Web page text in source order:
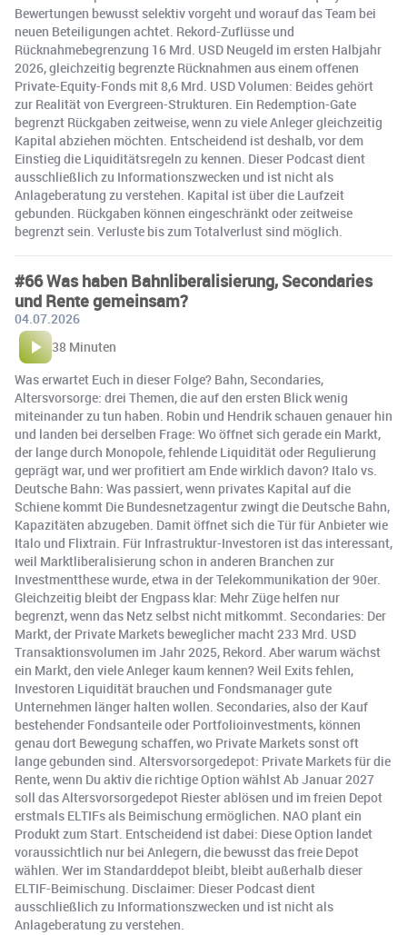
Bewertungen bewusst selektiv vorgeht und worauf das Team bei
neuen Beteiligungen achtet. Rekord-Zuflüsse und
Rücknahmebegrenzung 16 Mrd. USD Neugeld im ersten Halbjahr
2026, gleichzeitig begrenzte Rücknahmen aus einem offenen
Private-Equity-Fonds mit 8,6 Mrd. USD Volumen: Beides gehört
zur Realität von Evergreen-Strukturen. Ein Redemption-Gate
begrenzt Rückgaben zeitweise, wenn zu viele Anleger gleichzeitig
Kapital abziehen möchten. Entscheidend ist deshalb, vor dem
Einstieg die Liquiditätsregeln zu kennen. Dieser Podcast dient
ausschließlich zu Informationszwecken und ist nicht als
Anlageberatung zu verstehen. Kapital ist über die Laufzeit
gebunden. Rückgaben können eingeschränkt oder zeitweise
begrenzt sein. Verluste bis zum Totalverlust sind möglich.
#66 Was haben Bahnliberalisierung, Secondaries
und Rente gemeinsam?
04.07.2026
38 Minuten
Was erwartet Euch in dieser Folge? Bahn, Secondaries,
Altersvorsorge: drei Themen, die auf den ersten Blick wenig
miteinander zu tun haben. Robin und Hendrik schauen genauer hin
und landen bei derselben Frage: Wo öffnet sich gerade ein Markt,
der lange durch Monopole, fehlende Liquidität oder Regulierung
geprägt war, und wer profitiert am Ende wirklich davon? Italo vs.
Deutsche Bahn: Was passiert, wenn privates Kapital auf die
Schiene kommt Die Bundesnetzagentur zwingt die Deutsche Bahn,
Kapazitäten abzugeben. Damit öffnet sich die Tür für Anbieter wie
Italo und Flixtrain. Für Infrastruktur-Investoren ist das interessant,
weil Marktliberalisierung schon in anderen Branchen zur
Investmentthese wurde, etwa in der Telekommunikation der 90er.
Gleichzeitig bleibt der Engpass klar: Mehr Züge helfen nur
begrenzt, wenn das Netz selbst nicht mitkommt. Secondaries: Der
Markt, der Private Markets beweglicher macht 233 Mrd. USD
Transaktionsvolumen im Jahr 2025, Rekord. Aber warum wächst
ein Markt, den viele Anleger kaum kennen? Weil Exits fehlen,
Investoren Liquidität brauchen und Fondsmanager gute
Unternehmen länger halten wollen. Secondaries, also der Kauf
bestehender Fondsanteile oder Portfolioinvestments, können
genau dort Bewegung schaffen, wo Private Markets sonst oft
lange gebunden sind. Altersvorsorgedepot: Private Markets für die
Rente, wenn Du aktiv die richtige Option wählst Ab Januar 2027
soll das Altersvorsorgedepot Riester ablösen und im freien Depot
erstmals ELTIFs als Beimischung ermöglichen. NAO plant ein
Produkt zum Start. Entscheidend ist dabei: Diese Option landet
voraussichtlich nur bei Anlegern, die bewusst das freie Depot
wählen. Wer im Standarddepot bleibt, bleibt außerhalb dieser
ELTIF-Beimischung. Disclaimer: Dieser Podcast dient
ausschließlich zu Informationszwecken und ist nicht als
Anlageberatung zu verstehen.